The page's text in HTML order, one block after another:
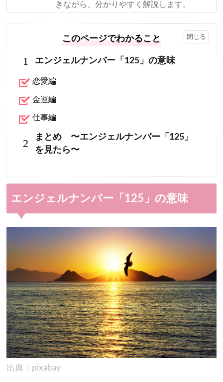
きながら、分かりやすく解説します。
このページでわかること
1 エンジェルナンバー「125」の意味
恋愛編
金運編
仕事編
2
まとめ 〜エンジェルナンバー「125」
を見たら〜
エンジェルナンバー「125」の意味
出典：pixabay